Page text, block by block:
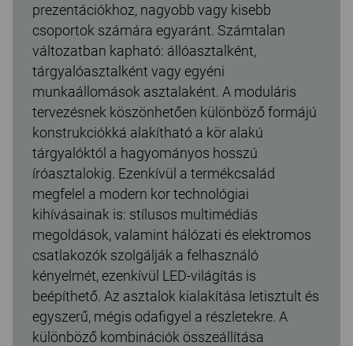
prezentációkhoz, nagyobb vagy kisebb
csoportok számára egyaránt. Számtalan
változatban kapható: állóasztalként,
tárgyalóasztalként vagy egyéni
munkaállomások asztalaként. A moduláris
tervezésnek köszönhetően különböző formájú
konstrukciókká alakítható a kör alakú
tárgyalóktól a hagyományos hosszú
íróasztalokig. Ezenkívül a termékcsalád
megfelel a modern kor technológiai
kihívásainak is: stílusos multimédiás
megoldások, valamint hálózati és elektromos
csatlakozók szolgálják a felhasználó
kényelmét, ezenkívül LED-világítás is
beépíthető. Az asztalok kialakítása letisztult és
egyszerű, mégis odafigyel a részletekre. A
különböző kombinációk összeállítása